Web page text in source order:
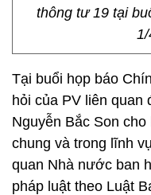
thông tư 19 tại
Tại buổi họp báo
hỏi của PV liên
Nguyễn Bắc Son cho
chung và trong lĩnh
quan Nhà nước ban
pháp luật theo Luật